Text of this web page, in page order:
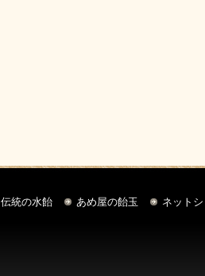
伝統の水飴 あめ屋の飴玉 ネット